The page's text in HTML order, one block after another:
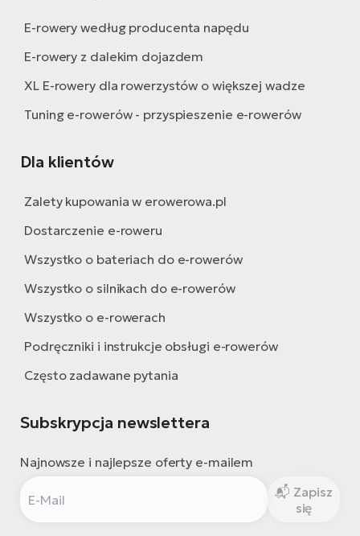
E-rowery według producenta napędu
E-rowery z dalekim dojazdem
XL E-rowery dla rowerzystów o większej wadze
Tuning e-rowerów - przyspieszenie e-rowerów
Dla klientów
Zalety kupowania w erowerowa.pl
Dostarczenie e-roweru
Wszystko o bateriach do e-rowerów
Wszystko o silnikach do e-rowerów
Wszystko o e-rowerach
Podręczniki i instrukcje obsługi e-rowerów
Często zadawane pytania
Subskrypcja newslettera
Najnowsze i najlepsze oferty e-mailem
się